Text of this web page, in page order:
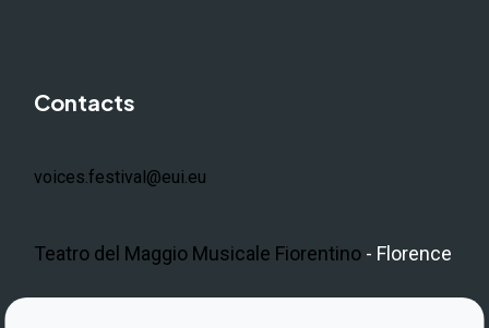
Contacts
voices.festival@eui.eu
Teatro del Maggio Musicale Fiorentino - Florence